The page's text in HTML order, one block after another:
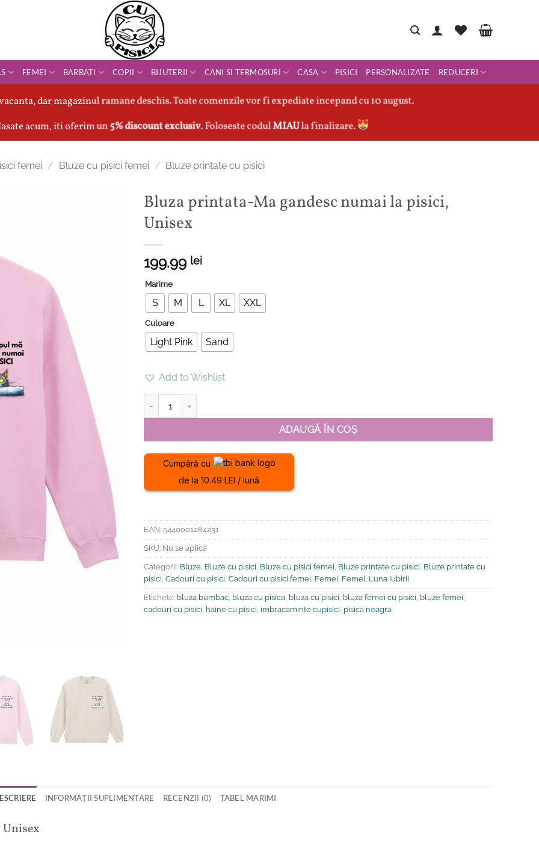
FEMEI BARBATI COPII BIJUTERII CANI SI TERMOSURI CASA PISICI PERSONALIZATE REDUCERI
dar magazinul ramane deschis. Toate comenzile vor fi expediate incepand cu 10 august.
acum, iti oferim un5% discount exclusiv. Foloseste codulMIAUla finalizare.
femei / Bluze cu pisici femei / Bluze printate cu pisici
Bluza printata-Ma gandesc numai la pisici,
Unisex
199.99 lei
Marime
S M L XL XXL
Culoare
Light Pink Sand
Add to Wishlist
ADAUGĂ ÎN COȘ
Cumpără cu
de la 10.49 LEI / lună
EAN: 5440001284231
SKU: Nu se aplică
Categorii: Bluze Bluze cu pisici Bluze cu pisici femei Bluze printate cu pisici Bluze printate cu
pisici Cadouri cu pisici Cadouri cu pisici femei Femei Femei Luna Iubirii
Etichete: bluza bumbac bluza cu pisica bluza cu pisici bluza femei cu pisici bluze femei
cadouri cu pisici haine cu pisici imbracaminte cupisici pisica neagra
INFORMAȚII SUPLIMENTARE RECENZII (0) TABEL MARIMI